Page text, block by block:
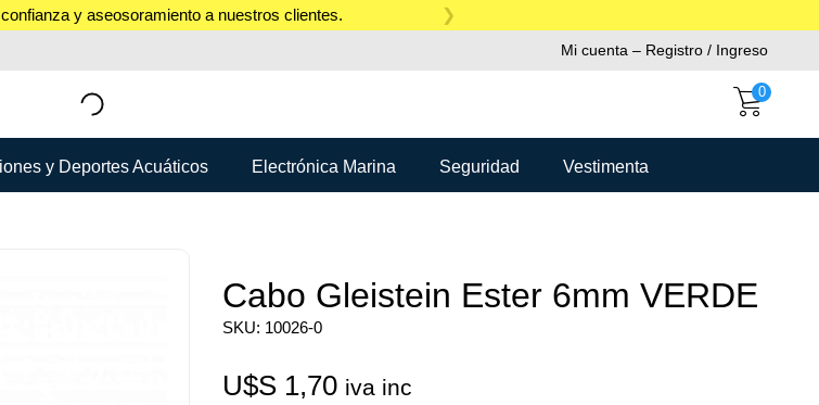
y aseosoramiento a nuestros clientes.
Mi cuenta – Registro / Ingreso
0
y Deportes Acuáticos Electrónica Marina Seguridad Vestimenta
Cabo Gleistein Ester 6mm VERDE
SKU: 10026-0
U$S 1,70 iva inc